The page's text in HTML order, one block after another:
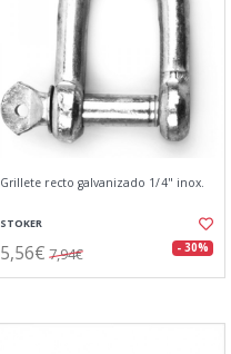
Grillete recto galvanizado 1/4" inox.
STOKER
5,56€ 7,94€ - 30%